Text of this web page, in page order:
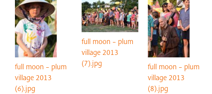
full moon – plum
village 2013
(6).jpg
full moon – plum
village 2013
(7).jpg
full moon – plum
village 2013
(8).jpg